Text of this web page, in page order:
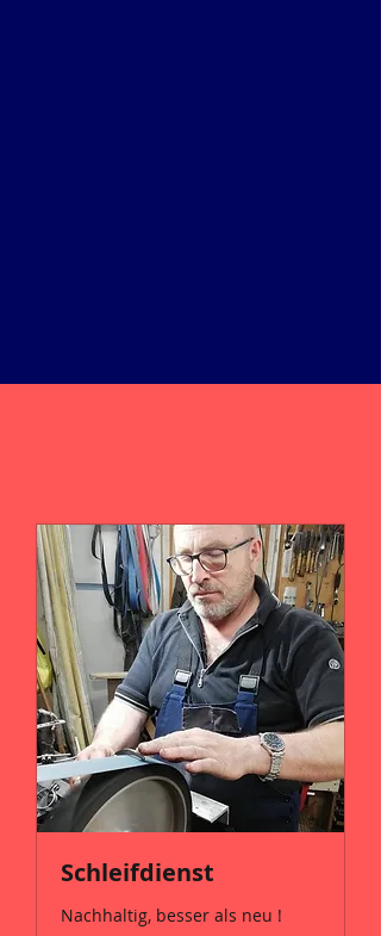
Schleifdienst
Nachhaltig, besser als neu !